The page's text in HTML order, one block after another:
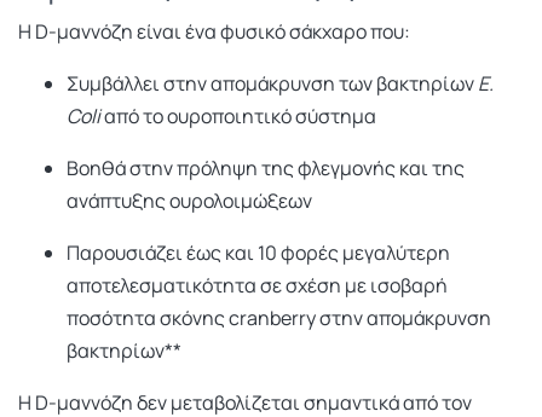
Η D-μαννόζη είναι ένα φυσικό σάκχαρο που:
Συμβάλλει στην απομάκρυνση των βακτηρίωνE.
Coliαπό το ουροποιητικό σύστημα
Βοηθά στην πρόληψη της φλεγμονής και της
ανάπτυξης ουρολοιμώξεων
Παρουσιάζει έως και 10 φορές μεγαλύτερη
αποτελεσματικότητα σε σχέση με ισοβαρή
ποσότητα σκόνης cranberry στην απομάκρυνση
βακτηρίων**
Η D-μαννόζη δεν μεταβολίζεται σημαντικά από τον